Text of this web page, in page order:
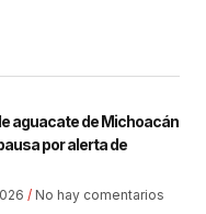
aguacate de Michoacán
por alerta de
No hay comentarios